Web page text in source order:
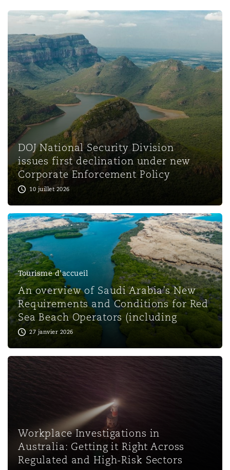
DOJ National Security Division
issues first declination under new
Corporate Enforcement Policy
10 juillet 2026
Tourisme d’accueil
An overview of Saudi Arabia’s New
Requirements and Conditions for Red
Sea Beach Operators (including
27 janvier 2026
Workplace Investigations in
Australia: Getting it Right Across
Regulated and High-Risk Sectors